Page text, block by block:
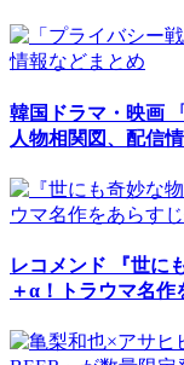
韓国ドラマ・映画
人物相関図、配信
レコメンド 『世に
＋α！トラウマ名